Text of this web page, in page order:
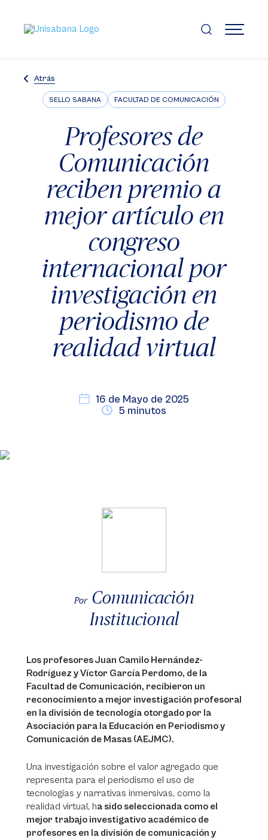
contenido
principal
MENÚ
Atrás
SELLO SABANA FACULTAD DE COMUNICACIÓN
Profesores de
Comunicación
reciben premio a
mejor artículo en
congreso
internacional por
investigación en
periodismo de
realidad virtual
16 de Mayo de 2025
5 minutos
Por Comunicación
Institucional
Los profesores Juan Camilo Hernández-
Rodríguez y Víctor García Perdomo, de la
Facultad de Comunicación, recibieron un
reconocimiento a mejor investigación profesoral
en la división de tecnología otorgado por la
Asociación para la Educación en Periodismo y
Comunicación de Masas (AEJMC).
Una investigación sobre el valor agregado que
representa para el periodismo el uso de
tecnologías y narrativas inmersivas, como la
realidad virtual, ha sido seleccionada como el
mejor trabajo investigativo académico de
profesores en la división de comunicación y